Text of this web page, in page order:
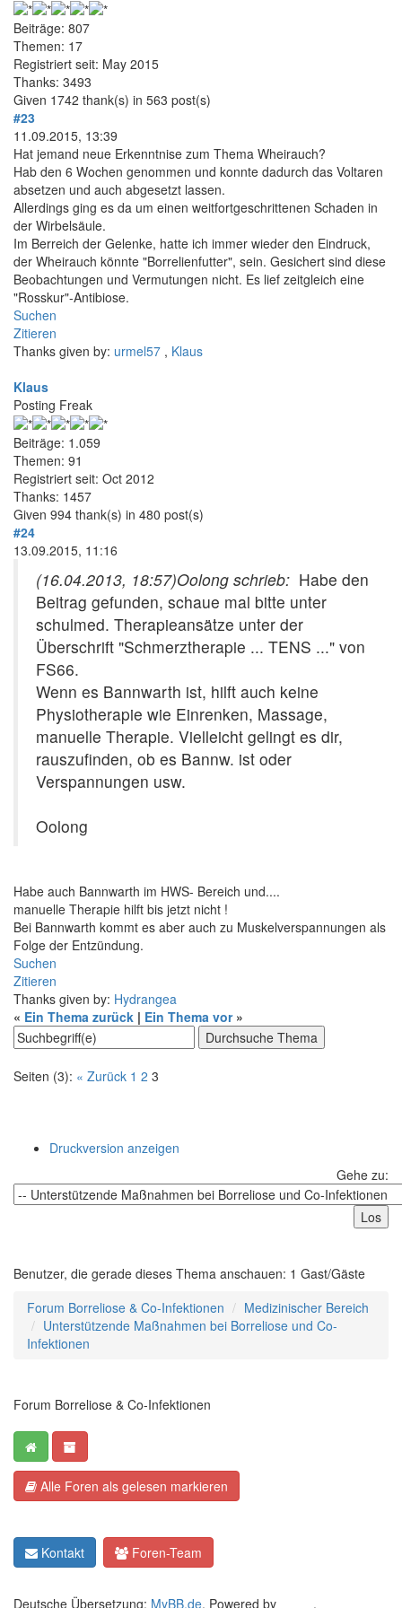
Beiträge: 807
Themen: 17
Registriert seit: May 2015
Thanks: 3493
Given 1742 thank(s) in 563 post(s)
#23
11.09.2015, 13:39
Hat jemand neue Erkenntnise zum Thema Wheirauch?
Hab den 6 Wochen genommen und konnte dadurch das Voltaren
absetzen und auch abgesetzt lassen.
Allerdings ging es da um einen weitfortgeschrittenen Schaden in
der Wirbelsäule.
Im Berreich der Gelenke, hatte ich immer wieder den Eindruck,
der Wheirauch könnte "Borrelienfutter", sein. Gesichert sind diese
Beobachtungen und Vermutungen nicht. Es lief zeitgleich eine
"Rosskur"-Antibiose.
Suchen
Zitieren
Thanks given by: urmel57 , Klaus
Klaus
Posting Freak
Beiträge: 1.059
Themen: 91
Registriert seit: Oct 2012
Thanks: 1457
Given 994 thank(s) in 480 post(s)
#24
13.09.2015, 11:16
(16.04.2013, 18:57)Oolong schrieb: Habe den
Beitrag gefunden, schaue mal bitte unter
schulmed. Therapieansätze unter der
Überschrift "Schmerztherapie ... TENS ..." von
FS66.
Wenn es Bannwarth ist, hilft auch keine
Physiotherapie wie Einrenken, Massage,
manuelle Therapie. Vielleicht gelingt es dir,
rauszufinden, ob es Bannw. ist oder
Verspannungen usw.
Oolong
Habe auch Bannwarth im HWS- Bereich und....
manuelle Therapie hilft bis jetzt nicht !
Bei Bannwarth kommt es aber auch zu Muskelverspannungen als
Folge der Entzündung.
Suchen
Zitieren
Thanks given by: Hydrangea
« Ein Thema zurück | Ein Thema vor»
Seiten (3): « Zurück 1 2 3
Druckversion anzeigen
Gehe zu:
Benutzer, die gerade dieses Thema anschauen: 1 Gast/Gäste
Forum Borreliose & Co-Infektionen
Medizinischer Bereich
Unterstützende Maßnahmen bei Borreliose und Co-
Infektionen
Forum Borreliose & Co-Infektionen
Alle Foren als gelesen markieren
Kontakt Foren-Team
Deutsche Übersetzung: MyBB.de, Powered by .